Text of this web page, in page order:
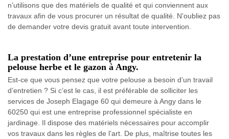
n’utilisons que des matériels de qualité et qui conviennent aux
travaux afin de vous procurer un résultat de qualité. N’oubliez pas
de demander votre devis gratuit avant toute intervention.
La prestation d’une entreprise pour entretenir la
pelouse herbe et le gazon à Angy.
Est-ce que vous pensez que votre pelouse a besoin d’un travail
d’entretien ? Si c’est le cas, il est préférable de solliciter les
services de Joseph Elagage 60 qui demeure à Angy dans le
60250 qui est une entreprise professionnel spécialiste en
jardinage. Il dispose des matériels nécessaires pour accomplir
vos travaux dans les règles de l’art. De plus, maîtrise toutes les